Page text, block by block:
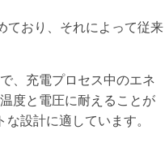
ており、それによって従来
、充電プロセス中のエネ
度と電圧に耐えることが
設計に適しています。